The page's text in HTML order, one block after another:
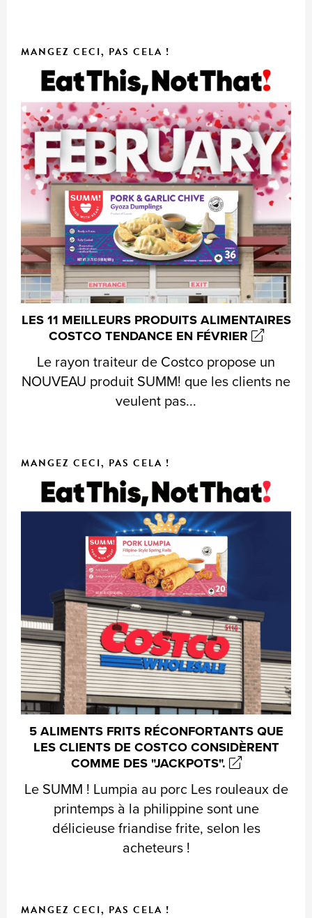
MANGEZ CECI, PAS CELA !
LES 11 MEILLEURS PRODUITS ALIMENTAIRES
COSTCO TENDANCE EN FÉVRIER
Le rayon traiteur de Costco propose un
NOUVEAU produit SUMM! que les clients ne
veulent pas...
MANGEZ CECI, PAS CELA !
5 ALIMENTS FRITS RÉCONFORTANTS QUE
LES CLIENTS DE COSTCO CONSIDÈRENT
COMME DES "JACKPOTS".
Le SUMM ! Lumpia au porc Les rouleaux de
printemps à la philippine sont une
délicieuse friandise frite, selon les
acheteurs !
MANGEZ CECI, PAS CELA !